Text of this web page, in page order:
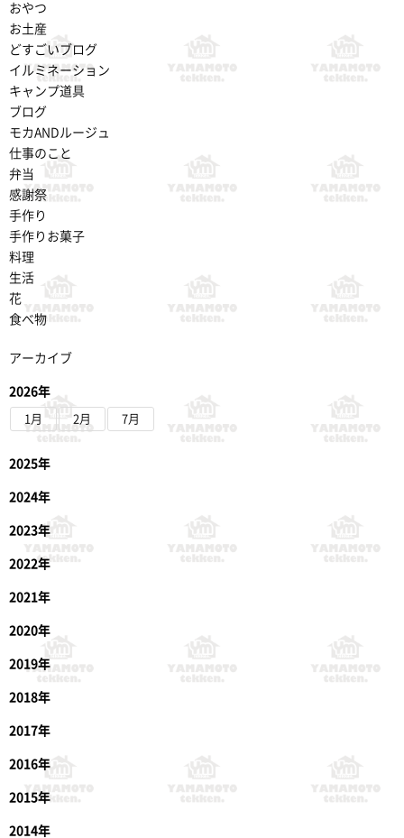
おやつ
お土産
どすごいブログ
イルミネーション
キャンプ道具
ブログ
モカANDルージュ
仕事のこと
弁当
感謝祭
手作り
手作りお菓子
料理
生活
花
食べ物
アーカイブ
2026年
1月 2月 7月
2025年
2024年
2023年
2022年
2021年
2020年
2019年
2018年
2017年
2016年
2015年
2014年